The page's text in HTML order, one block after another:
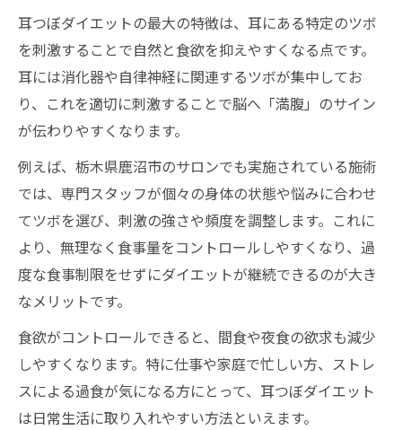
耳つぼダイエットの最大の特徴は、耳にある特定のツボ
を刺激することで自然と食欲を抑えやすくなる点です。
耳には消化器や自律神経に関連するツボが集中してお
り、これを適切に刺激することで脳へ「満腹」のサイン
が伝わりやすくなります。
例えば、栃木県鹿沼市のサロンでも実施されている施術
では、専門スタッフが個々の身体の状態や悩みに合わせ
てツボを選び、刺激の強さや頻度を調整します。これに
より、無理なく食事量をコントロールしやすくなり、過
度な食事制限をせずにダイエットが継続できるのが大き
なメリットです。
食欲がコントロールできると、間食や夜食の欲求も減少
しやすくなります。特に仕事や家庭で忙しい方、ストレ
スによる過食が気になる方にとって、耳つぼダイエット
は日常生活に取り入れやすい方法といえます。